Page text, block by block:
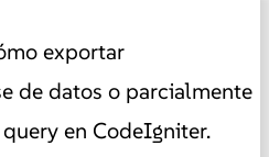
exportar
de datos o parcialmente
en CodeIgniter.